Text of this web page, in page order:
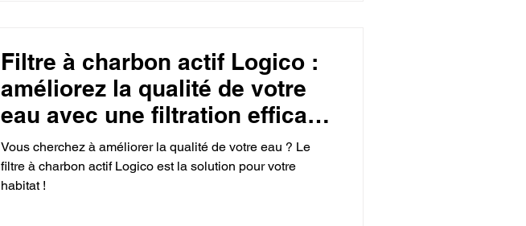
Filtre à charbon actif Logico :
améliorez la qualité de votre
eau avec une filtration efficace
!
Vous cherchez à améliorer la qualité de votre eau ? Le
filtre à charbon actif Logico est la solution pour votre
habitat !